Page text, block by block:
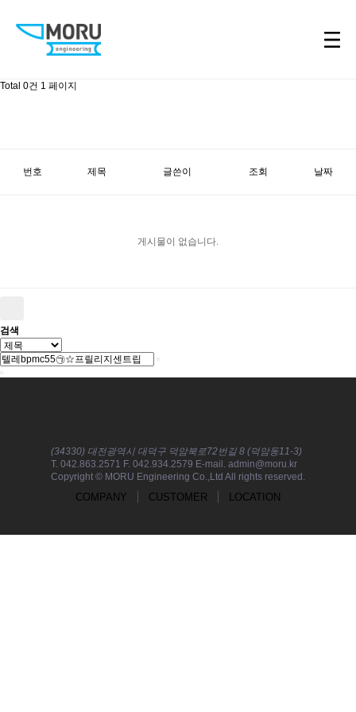
Total 0건 1 페이지
번호 제목 글쓴이 조회 날짜
게시물이 없습니다.
검색
(34330) 대전광역시 대덕구 덕암북로72번길 8 (덕암동11-3)
T. 042.863.2571 F. 042.934.2579 E-mail. admin@moru.kr
Copyright © MORU Engineering Co.,Ltd All rights reserved.
COMPANY CUSTOMER LOCATION